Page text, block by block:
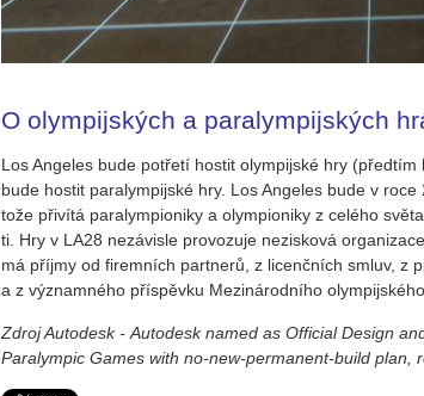
O olympijských a paralympijských
Los An­ge­les bude po­tře­tí hos­tit olym­pij­ské hry
bude hos­tit pa­ra­lym­pij­ské hry. Los An­ge­les bude v
to­že při­ví­tá pa­ra­lym­pi­o­ni­ky a olym­pi­o­ni­ky z ce­lé­ho
ti. Hry v LA28 ne­zá­vis­le pro­vo­zu­je ne­zisko­vá
má pří­jmy od fi­rem­ních part­ne­rů, z li­cenč­ních smluv, z
a z vý­znam­né­ho pří­spěv­ku Me­zi­ná­rod­ní­ho
Zdroj Autodesk - Autodesk named as Official Design
Paralympic Games with no-new-permanent-build plan,